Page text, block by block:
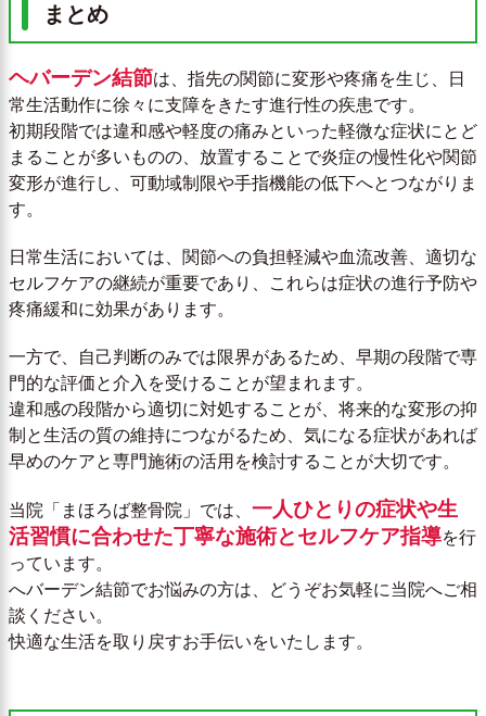
まとめ
ヘバーデン結節は、指先の関節に変形や疼痛を生じ、日
常生活動作に徐々に支障をきたす進行性の疾患です。
初期段階では違和感や軽度の痛みといった軽微な症状にとど
まることが多いものの、放置することで炎症の慢性化や関節
変形が進行し、可動域制限や手指機能の低下へとつながりま
す。
日常生活においては、関節への負担軽減や血流改善、適切な
セルフケアの継続が重要であり、これらは症状の進行予防や
疼痛緩和に効果があります。
一方で、自己判断のみでは限界があるため、早期の段階で専
門的な評価と介入を受けることが望まれます。
違和感の段階から適切に対処することが、将来的な変形の抑
制と生活の質の維持につながるため、気になる症状があれば
早めのケアと専門施術の活用を検討することが大切です。
当院「まほろば整骨院」では、 一人ひとりの症状や生
活習慣に合わせた丁寧な施術とセルフケア指導を行
っています。
へバーデン結節でお悩みの方は、どうぞお気軽に当院へご相
談ください。
快適な生活を取り戻すお手伝いをいたします。